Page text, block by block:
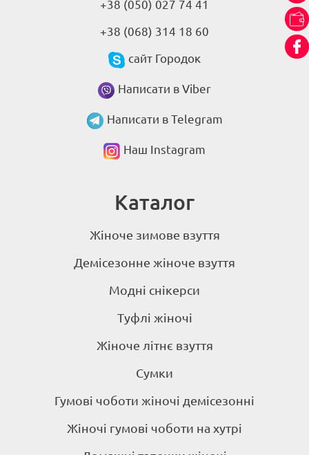
+38 (050) 027 74 41
+38 (068) 314 18 60
сайт Городок
Написати в Viber
Написати в Telegram
Наш Instagram
Каталог
Жіноче зимове взуття
Демісезонне жіноче взуття
Модні снікерси
Туфлі жіночі
Жіноче літнє взуття
Сумки
Гумові чоботи жіночі демісезонні
Жіночі гумові чоботи на хутрі